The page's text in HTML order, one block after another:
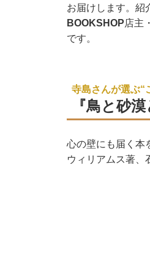
お届けします。紹
BOOKSHOP店主
です。
寺島さんが選ぶ“
『鳥と砂
心の壁にも届く本
ウィリアムス著、